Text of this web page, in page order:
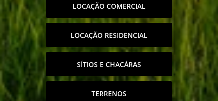
LOCAÇÃO COMERCIAL
LOCAÇÃO RESIDENCIAL
SÍTIOS E CHACÁRAS
TERRENOS